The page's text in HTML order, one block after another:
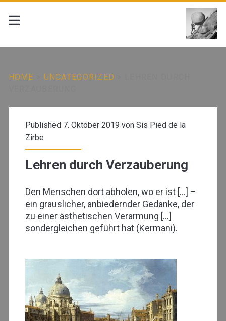
HOME UNCATEGORIZED
Published 7. Oktober 2019 von Sis Pied de la
Zirbe
Lehren durch Verzauberung
Den Menschen dort abholen, wo er ist […] –
ein grauslicher, anbiedernder Gedanke, der
zu einer ästhetischen Verarmung […]
sondergleichen geführt hat (Kermani).